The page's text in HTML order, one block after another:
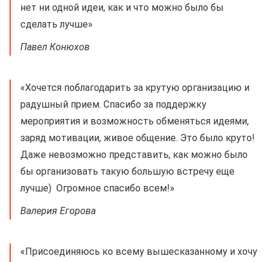
нет ни одной идеи, как и что можно было бы
сделать лучше»
Павел Конюхов
«Хочется поблагодарить за крутую организацию и
радушный прием. Спасибо за поддержку
мероприятия и возможность обменяться идеями,
заряд мотивации, живое общение. Это было круто!
Даже невозможно представить, как можно было
бы организовать такую большую встречу еще
лучше) Огромное спасибо всем!»
Валерия Егорова
«Присоединяюсь ко всему вышесказанному и хочу